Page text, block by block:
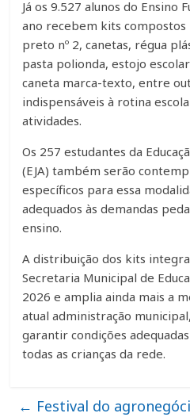
Já os 9.527 alunos do Ensino
ano recebem kits compostos
preto nº 2, canetas, régua
pasta polionda, estojo
caneta marca-texto, entre
indispensáveis à rotina
atividades.
Os 257 estudantes da
(EJA) também serão
específicos para essa
adequados às demandas
ensino.
A distribuição dos kits
Secretaria Municipal de
2026 e amplia ainda mais a
atual administração
garantir condições
todas as crianças da rede.
← Festival do